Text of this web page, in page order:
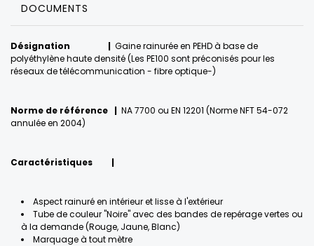
DOCUMENTS
Désignation | Gaine rainurée en PEHD à base de
polyéthylène haute densité (Les PE100 sont préconisés pour les
réseaux de télécommunication - fibre optique-)
Norme de référence | NA 7700 ou EN 12201 (Norme NFT 54-072
annulée en 2004)
Caractéristiques |
Aspect rainuré en intérieur et lisse à l'extérieur
Tube de couleur "Noire" avec des bandes de repérage vertes ou
à la demande (Rouge, Jaune, Blanc)
Marquage à tout mètre